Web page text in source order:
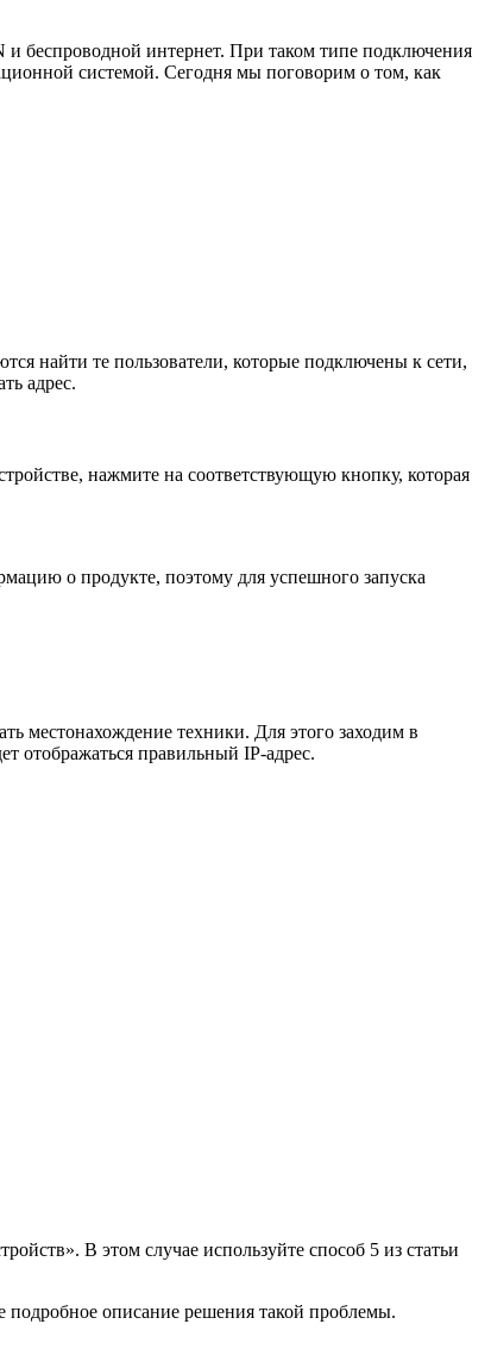
беспроводной интернет. При таком типе подключения
системой. Сегодня мы поговорим о том, как
найти те пользователи, которые подключены к сети,
адрес.
нажмите на соответствующую кнопку, которая
о продукте, поэтому для успешного запуска
местонахождение техники. Для этого заходим в
отображаться правильный IP-адрес.
В этом случае используйте способ 5 из статьи
описание решения такой проблемы.